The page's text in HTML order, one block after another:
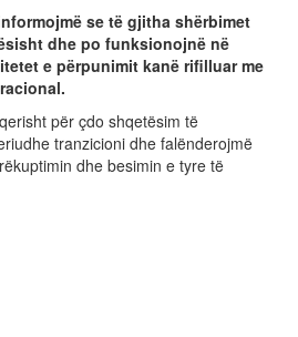
se të gjitha shërbimet
dhe po funksionojnë në
e përpunimit kanë rifilluar me
për çdo shqetësim të
tranzicioni dhe falënderojmë
dhe besimin e tyre të